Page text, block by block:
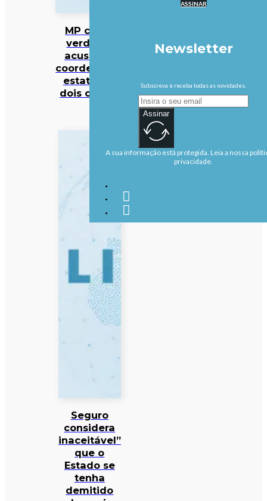
MP cabo-
verdiano
acusa ex-
coordenador
estatal de
dois crimes
Seguro
considera
inaceitável”
que o
Estado se
tenha
demitido
ASSINAR
Newsletter
Subscreva e receba todas as novidades.
Assinar
A sua informação está protegida. Leia a nossa
privacidade.